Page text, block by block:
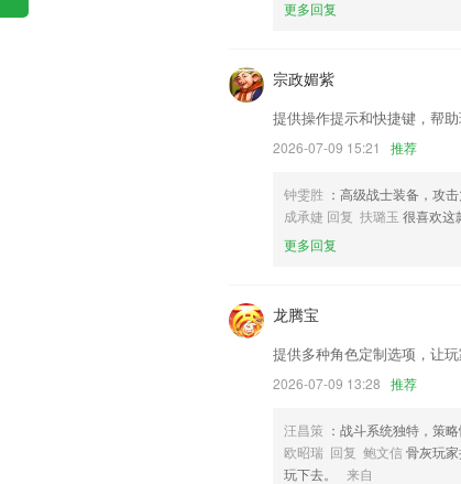
新增加了50个数原基模型。
经历，以帮助我们更好的对产品进行
新增返利商城，下单购物即可获得一
历，以帮助我们更好的对产品进行
体验优化，增加投屏与倍速播放
联系我们
历，以帮助我们更好的对产品进行优
更多回复
宗政媚紫
提供操作提示和快捷键，帮
2026-07-09 15:21 推荐
钟雯胜 ：高级战士装备，攻
成承婕 回复 扶璐玉 很喜欢这
更多回复
龙腾宝
提供多种角色定制选项，让
2026-07-09 13:28 推荐
汪昌策 ：战斗系统独特，策
欧昭瑞 回复 鲍文信骨灰玩
玩下去。
来自